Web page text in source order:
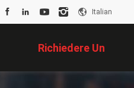
Italian
Richiedere Un